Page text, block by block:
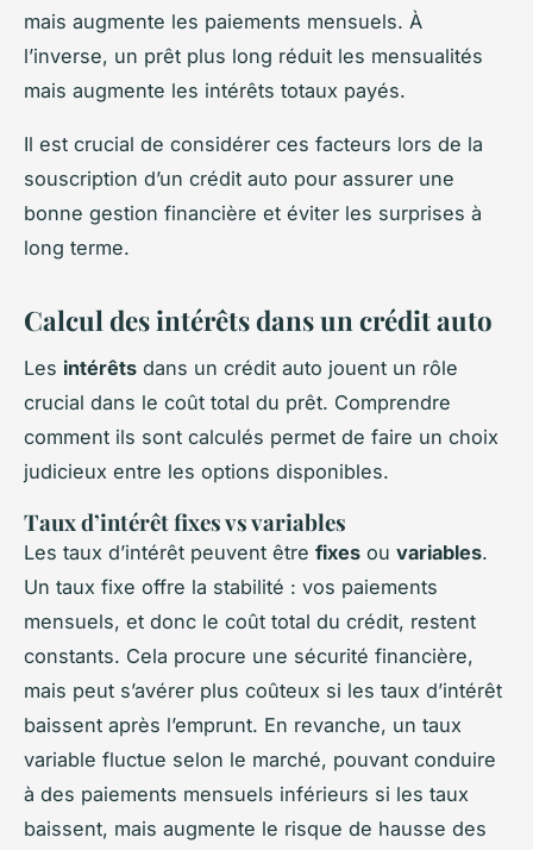
mais augmente les paiements mensuels. À
l’inverse, un prêt plus long réduit les mensualités
mais augmente les intérêts totaux payés.
Il est crucial de considérer ces facteurs lors de la
souscription d’un crédit auto pour assurer une
bonne gestion financière et éviter les surprises à
long terme.
Calcul des intérêts dans un crédit auto
Les intérêts dans un crédit auto jouent un rôle
crucial dans le coût total du prêt. Comprendre
comment ils sont calculés permet de faire un choix
judicieux entre les options disponibles.
Taux d’intérêt fixes vs variables
Les taux d’intérêt peuvent être fixes ou variables.
Un taux fixe offre la stabilité : vos paiements
mensuels, et donc le coût total du crédit, restent
constants. Cela procure une sécurité financière,
mais peut s’avérer plus coûteux si les taux d’intérêt
baissent après l’emprunt. En revanche, un taux
variable fluctue selon le marché, pouvant conduire
à des paiements mensuels inférieurs si les taux
baissent, mais augmente le risque de hausse des